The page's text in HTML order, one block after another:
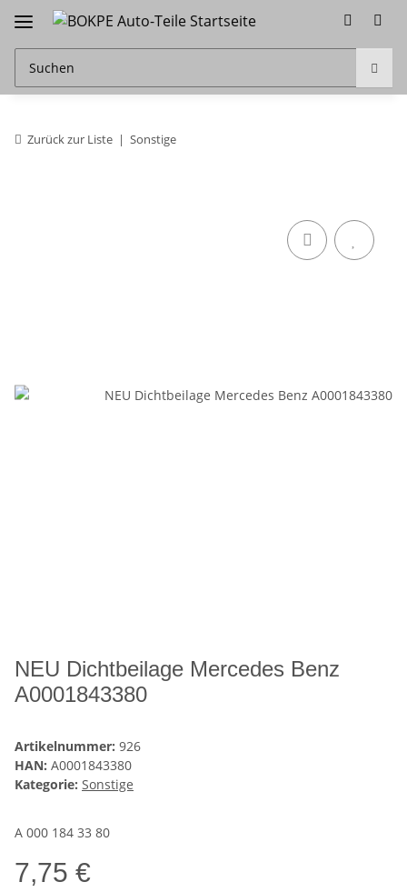
Zurück zur Liste Sonstige
NEU Dichtbeilage Mercedes Benz
A0001843380
Artikelnummer: 926
HAN: A0001843380
Kategorie: Sonstige
A 000 184 33 80
7,75 €